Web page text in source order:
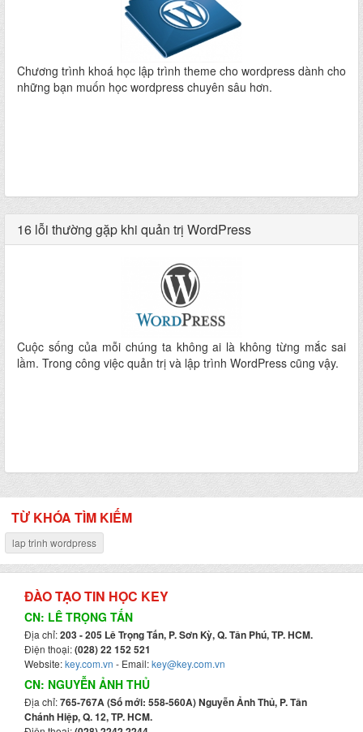
Chương trình khoá học lập trình theme cho wordpress dành cho
những bạn muốn học wordpress chuyên sâu hơn.
16 lỗi thường gặp khi quản trị WordPress
Cuộc sống của mỗi chúng ta không ai là không từng mắc sai
lầm. Trong công việc quản trị và lập trình WordPress cũng vậy.
TỪ KHÓA TÌM KIẾM
lap trinh wordpress
ĐÀO TẠO TIN HỌC KEY
CN: LÊ TRỌNG TẤN
Địa chỉ:203 - 205 Lê Trọng Tấn, P. Sơn Kỳ, Q. Tân Phú, TP. HCM.
Điện thoại:(028) 22 152 521
Website:key.com.vn - Email:key@key.com.vn
CN: NGUYỄN ẢNH THỦ
Địa chỉ:765-767A (Số mới: 558-560A) Nguyễn Ảnh Thủ, P. Tân
Chánh Hiệp, Q. 12, TP. HCM.